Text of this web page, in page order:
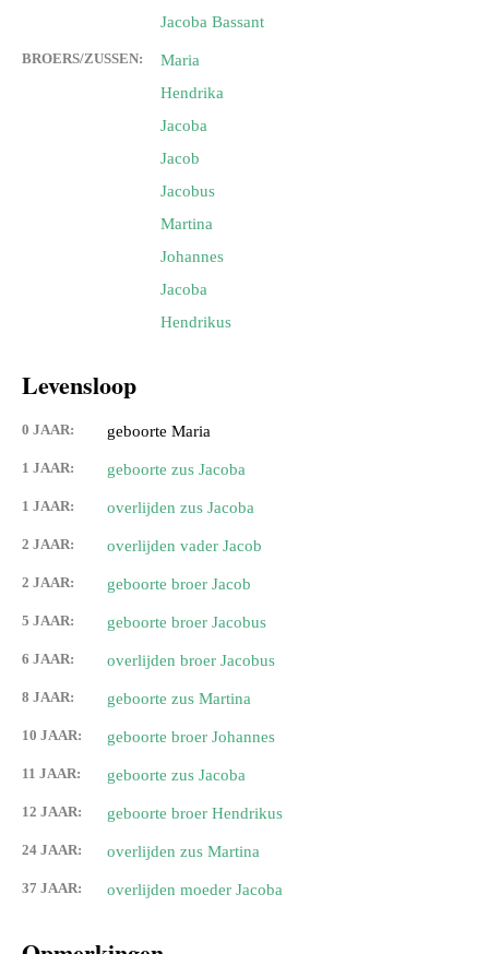
Jacoba Bassant
BROERS/ZUSSEN:
Maria
Hendrika
Jacoba
Jacob
Jacobus
Martina
Johannes
Jacoba
Hendrikus
Levensloop
0 JAAR: geboorte Maria
1 JAAR: geboorte zus Jacoba
1 JAAR: overlijden zus Jacoba
2 JAAR: overlijden vader Jacob
2 JAAR: geboorte broer Jacob
5 JAAR: geboorte broer Jacobus
6 JAAR: overlijden broer Jacobus
8 JAAR: geboorte zus Martina
10 JAAR: geboorte broer Johannes
11 JAAR: geboorte zus Jacoba
12 JAAR: geboorte broer Hendrikus
24 JAAR: overlijden zus Martina
37 JAAR: overlijden moeder Jacoba